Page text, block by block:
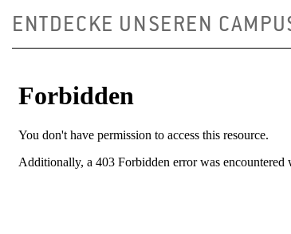
ENTDECKE UNSEREN